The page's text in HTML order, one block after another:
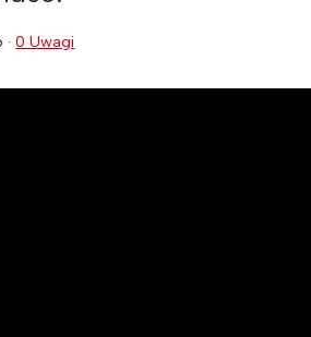
·0 Uwagi